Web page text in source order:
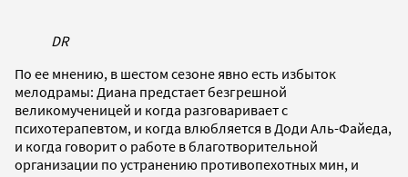
DR
По ее мнению, в шестом сезоне явно есть избыток
мелодрамы: Диана предстает безгрешной
великомученицей и когда разговаривает с
психотерапевтом, и когда влюбляется в Доди Аль-Файеда,
и когда говорит о работе в благотворительной
организации по устранению противопехотных мин, и